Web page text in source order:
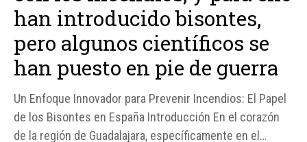
han introducido bisontes,
pero algunos científicos se
han puesto en pie de guerra
Un Enfoque Innovador para Prevenir Incendios: El Papel
de los Bisontes en España Introducción En el corazón
de la región de Guadalajara, específicamente en el